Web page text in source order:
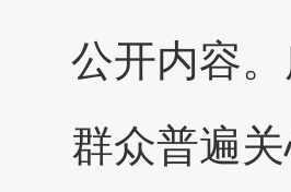
公开内容
群众普遍